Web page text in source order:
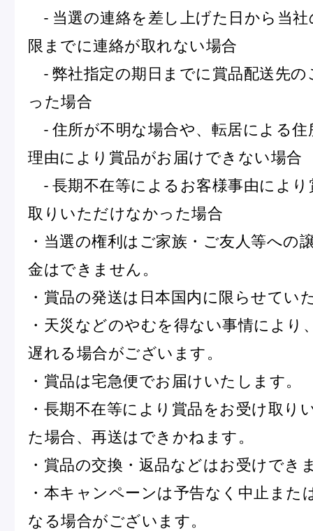
- 当選の連絡を差し上げた日から当
限までに連絡が取れない場合
- 弊社指定の期日までに賞品配送先
った場合
- 住所が不明な場合や、転居による
理由により賞品がお届けできない場合
- 長期不在等によるお客様事由によ
取りいただけなかった場合
・当選の権利はご家族・ご友人等への
金はできません。
・賞品の発送は日本国内に限らせてい
・天災などのやむを得ない事情により
遅れる場合がございます。
・賞品は宅急便でお届けいたします。
・長期不在等により賞品をお受け取り
た場合、再送はできかねます。
・賞品の交換・返品などはお受けでき
・本キャンペーンは予告なく中止また
なる場合がございます。